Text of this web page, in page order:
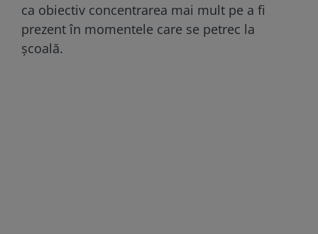
ca obiectiv concentrarea mai mult pe a fi
prezent în momentele care se petrec la
școală.